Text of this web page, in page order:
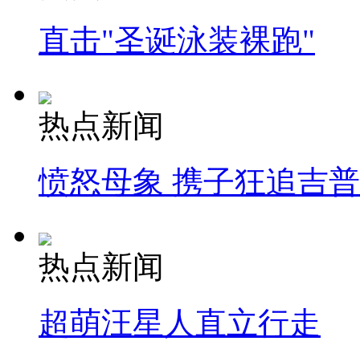
直击"圣诞泳装裸跑"
热点新闻
愤怒母象 携子狂追吉
热点新闻
超萌汪星人直立行走